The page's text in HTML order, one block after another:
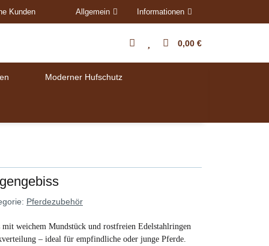
Kunden Allgemein Informationen
0,00 €
Moderner Hufschutz
Pferdezubehör
weichem Mundstück und rostfreien Edelstahlringen
– ideal für empfindliche oder junge Pferde.